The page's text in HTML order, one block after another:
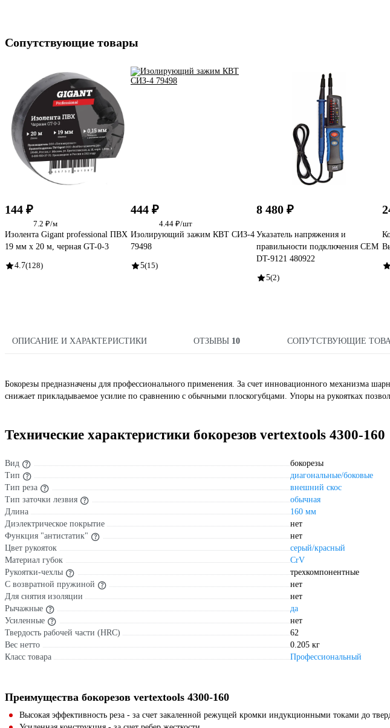
Сопутствующие товары
144 ₽
7.2 ₽/м
Изолента Gigant professional ПВХ
19 мм х 20 м, черная GT-0-3
4.7(128)
444 ₽
4.44 ₽/шт
Изолирующий зажим КВТ СИЗ-4
79498
5(15)
8 480 ₽
Указатель напряжения и
правильности подключения СЕМ
DT-9121 480922
5(2)
ОПИСАНИЕ И ХАРАКТЕРИСТИКИ ОТЗЫВЫ 10 СОПУТСТВУЮЩИЕ
Бокорезы предназначены для профессионального применения. За счет инновационного механизма
снижает прикладываемое усилие по сравнению с обычными плоскогубцами. Упоры на рукоятках
Технические характеристики бокорезов vertextools 4300-160
Вид
бокорезы
Тип
диагональные/боковые
Тип реза
внешний скос
Тип заточки лезвия
обычная
Длина
160 мм
Диэлектрическое покрытие
нет
Функция "антистатик"
нет
Цвет рукояток
серый/красный
Материал губок
CrV
Рукоятки-чехлы
трехкомпонентные
С возвратной пружиной
нет
Для снятия изоляции
нет
Рычажные
да
Усиленные
нет
Твердость рабочей части (HRC)
62
Вес нетто
0.205 кг
Класс товара
Профессиональный
Преимущества бокорезов vertextools 4300-160
Высокая эффективность реза - за счет закаленной режущей кромки индукционными токами до